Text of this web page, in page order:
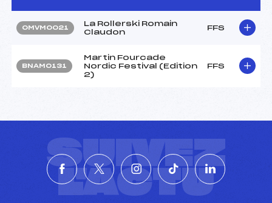
OMVM0021
La Rollerski Romain
Claudon
FFS
BNAM0131
Martin Fourcade
Nordic Festival (Edition
2)
FFS
SUIVEZ
L'ACTU